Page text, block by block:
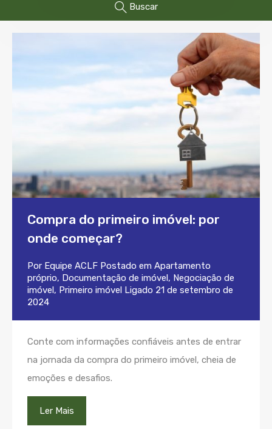
Buscar
Compra do primeiro imóvel: por
onde começar?
Por Equipe ACLF Postado em Apartamento
próprio, Documentação de imóvel, Negociação de
imóvel, Primeiro imóvel Ligado 21 de setembro de
2024
Conte com informações confiáveis antes de entrar
na jornada da compra do primeiro imóvel, cheia de
emoções e desafios.
Ler Mais